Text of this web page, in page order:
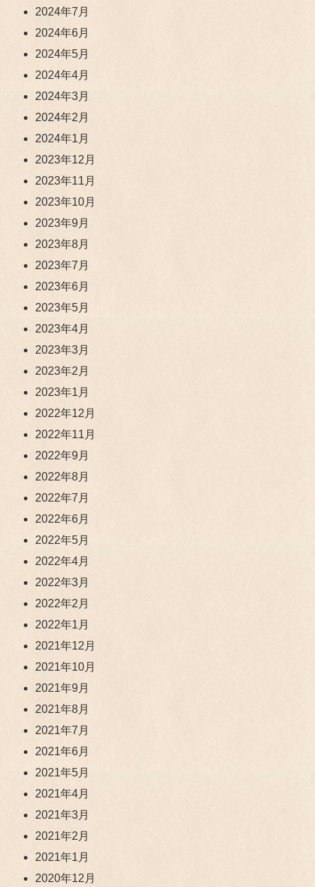
2024年7月
2024年6月
2024年5月
2024年4月
2024年3月
2024年2月
2024年1月
2023年12月
2023年11月
2023年10月
2023年9月
2023年8月
2023年7月
2023年6月
2023年5月
2023年4月
2023年3月
2023年2月
2023年1月
2022年12月
2022年11月
2022年9月
2022年8月
2022年7月
2022年6月
2022年5月
2022年4月
2022年3月
2022年2月
2022年1月
2021年12月
2021年10月
2021年9月
2021年8月
2021年7月
2021年6月
2021年5月
2021年4月
2021年3月
2021年2月
2021年1月
2020年12月